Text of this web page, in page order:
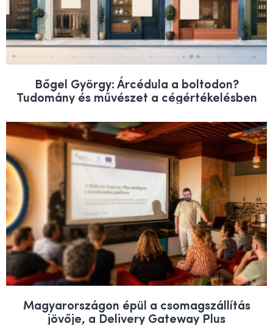
Bőgel György: Árcédula a boltodon?
Tudomány és művészet a cégértékelésben
Magyarországon épül a csomagszállítás
jövője, a Delivery Gateway Plus